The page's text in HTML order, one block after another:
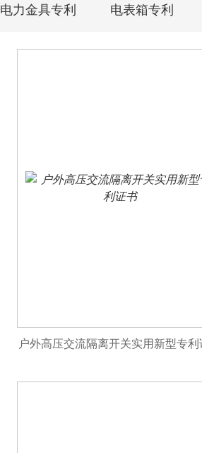
电力金具专利 电表箱专利
户外高压交流隔离开关实用新型专利